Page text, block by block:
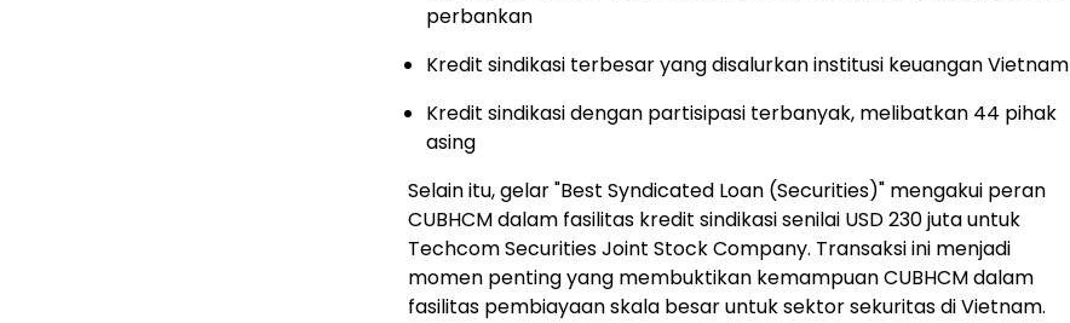
perbankan
Kredit sindikasi terbesar yang disalurkan institusi keuangan Vietnam
Kredit sindikasi dengan partisipasi terbanyak, melibatkan 44 pihak
asing
Selain itu, gelar "Best Syndicated Loan (Securities)" mengakui peran
CUBHCM dalam fasilitas kredit sindikasi senilai USD 230 juta untuk
Techcom Securities Joint Stock Company. Transaksi ini menjadi
momen penting yang membuktikan kemampuan CUBHCM dalam
fasilitas pembiayaan skala besar untuk sektor sekuritas di Vietnam.